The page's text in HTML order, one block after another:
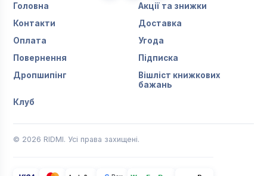
Головна
Акції та знижки
Контакти
Доставка
Оплата
Угода
Повернення
Підписка
Дропшипінг
Вішліст книжкових
бажань
Клуб
© 2026 RIDMI. Усі права захищені.